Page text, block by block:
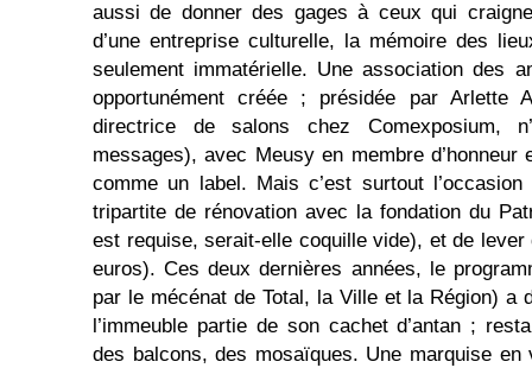
aussi de donner des gages à ceux qui
d’une entreprise culturelle, la mémoire des
seulement immatérielle. Une association des
opportunément créée ; présidée par Arlette
directrice de salons chez Comexposium,
messages), avec Meusy en membre
comme un label. Mais c’est surtout
tripartite de rénovation avec la fondation du
est requise, serait-elle coquille vide), et de
euros). Ces deux dernières années, le
par le mécénat de Total, la Ville et la Région) a
l’immeuble partie de son cachet d’antan ;
des balcons, des mosaïques. Une marquise